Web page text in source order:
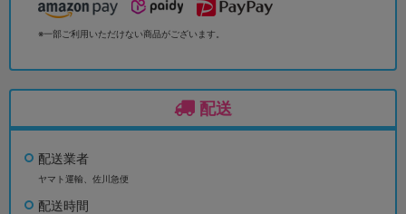
※一部ご利用いただけない商品がございます。
配送
配送業者
ヤマト運輸、佐川急便
配送時間